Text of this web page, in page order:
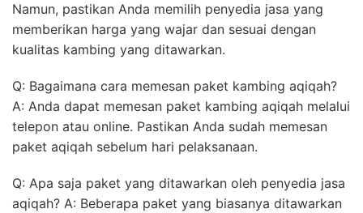
Namun, pastikan Anda memilih penyedia jasa yang
memberikan harga yang wajar dan sesuai dengan
kualitas kambing yang ditawarkan.
Q: Bagaimana cara memesan paket kambing aqiqah?
A: Anda dapat memesan paket kambing aqiqah melalui
telepon atau online. Pastikan Anda sudah memesan
paket aqiqah sebelum hari pelaksanaan.
Q: Apa saja paket yang ditawarkan oleh penyedia jasa
aqiqah? A: Beberapa paket yang biasanya ditawarkan